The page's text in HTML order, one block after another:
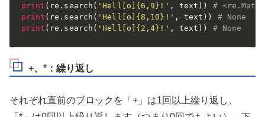
print ( re . search ( 'Hell[o]{6,9}!' , text ) )
#
print ( re . search ( 'Hell[o]{8,10}!' , text ) )
# None
print ( re . search ( 'Hell[o]{2,4}!' , text ) ) # None
+、*：繰り返し
それぞれ直前のブロックを「+」は1回以上繰り返し、